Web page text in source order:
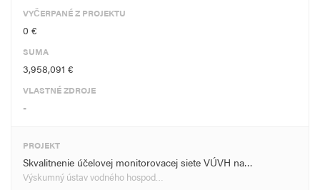
VYČERPANÉ Z PROJEKTU
0 €
SUMA
3,958,091 €
VLASTNÉ ZDROJE
-
PROJEKT
Skvalitnenie účelovej monitorovacej siete VÚVH na…
Výskumný ústav vodného hospod…